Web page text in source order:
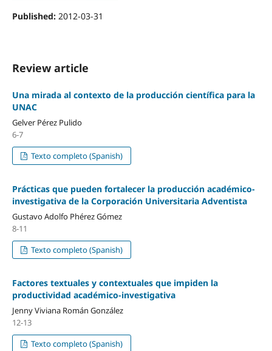
Published: 2012-03-31
Review article
Una mirada al contexto de la producción científica para la
UNAC
Gelver Pérez Pulido
6-7
Texto completo (Spanish)
Prácticas que pueden fortalecer la producción académico-
investigativa de la Corporación Universitaria Adventista
Gustavo Adolfo Phérez Gómez
8-11
Texto completo (Spanish)
Factores textuales y contextuales que impiden la
productividad académico-investigativa
Jenny Viviana Román González
12-13
Texto completo (Spanish)